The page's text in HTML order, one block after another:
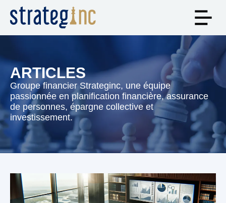
ARTICLES
Groupe financier Strateginc, une équipe
passionnée en planification financière, assurance
de personnes, épargne collective et
investissement.